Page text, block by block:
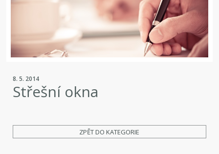
8. 5. 2014
Střešní okna
ZPĚT DO KATEGORIE